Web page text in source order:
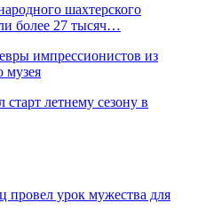
шахтерского
более 27 тысяч…
импрессионистов из
музея
летнему сезону в
провел урок мужества для